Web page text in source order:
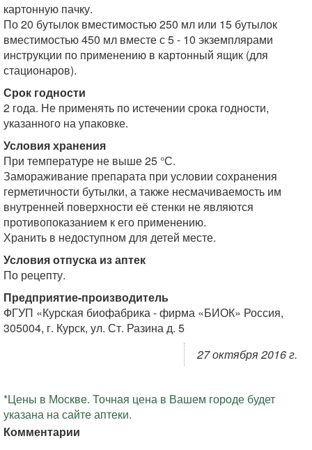
картонную пачку.
По 20 бутылок вместимостью 250 мл или 15 бутылок
вместимостью 450 мл вместе с 5 - 10 экземплярами
инструкции по применению в картонный ящик (для
стационаров).
Срок годности
2 года. Не применять по истечении срока годности,
указанного на упаковке.
Условия хранения
При температуре не выше 25 °С.
Замораживание препарата при условии сохранения
герметичности бутылки, а также несмачиваемость им
внутренней поверхности её стенки не являются
противопоказанием к его применению.
Хранить в недоступном для детей месте.
Условия отпуска из аптек
По рецепту.
Предприятие-производитель
ФГУП «Курская биофабрика - фирма «БИОК» Россия,
305004, г. Курск, ул. Ст. Разина д. 5
27 октября 2016 г.
*Цены в Москве. Точная цена в Вашем городе будет
указана на сайте аптеки.
Комментарии